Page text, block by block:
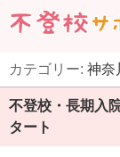
カテゴリー: 神奈
不登校・長期入
タート